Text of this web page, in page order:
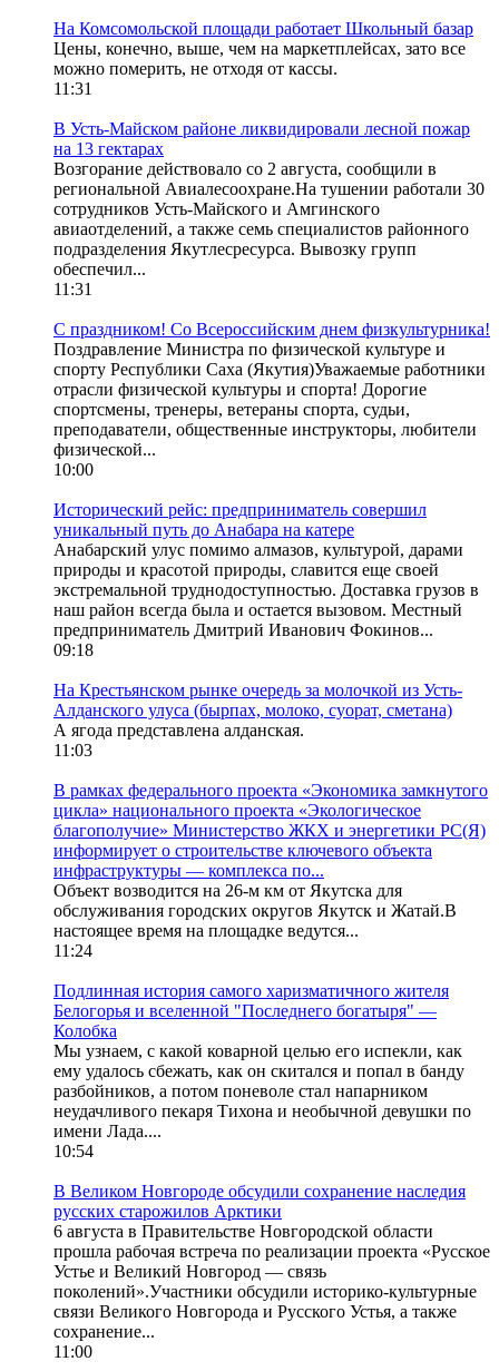
На Комсомольской площади работает Школьный базар
Цены, конечно, выше, чем на маркетплейсах, зато все
можно померить, не отходя от кассы.
11:31
В Усть-Майском районе ликвидировали лесной пожар
на 13 гектарах
Возгорание действовало со 2 августа, сообщили в
региональной Авиалесоохране.На тушении работали 30
сотрудников Усть-Майского и Амгинского
авиаотделений, а также семь специалистов районного
подразделения Якутлесресурса. Вывозку групп
обеспечил...
11:31
С праздником! Со Всероссийским днем физкультурника!
Поздравление Министра по физической культуре и
спорту Республики Саха (Якутия)Уважаемые работники
отрасли физической культуры и спорта! Дорогие
спортсмены, тренеры, ветераны спорта, судьи,
преподаватели, общественные инструкторы, любители
физической...
10:00
Исторический рейс: предприниматель совершил
уникальный путь до Анабара на катере
Анабарский улус помимо алмазов, культурой, дарами
природы и красотой природы, славится еще своей
экстремальной труднодоступностью. Доставка грузов в
наш район всегда была и остается вызовом. Местный
предприниматель Дмитрий Иванович Фокинов...
09:18
На Крестьянском рынке очередь за молочкой из Усть-
Алданского улуса (бырпах, молоко, суорат, сметана)
А ягода представлена алданская.
11:03
В рамках федерального проекта «Экономика замкнутого
цикла» национального проекта «Экологическое
благополучие» Министерство ЖКХ и энергетики РС(Я)
информирует о строительстве ключевого объекта
инфраструктуры — комплекса по...
Объект возводится на 26-м км от Якутска для
обслуживания городских округов Якутск и Жатай.В
настоящее время на площадке ведутся...
11:24
Подлинная история самого харизматичного жителя
Белогорья и вселенной "Последнего богатыря" —
Колобка
Мы узнаем, с какой коварной целью его испекли, как
ему удалось сбежать, как он скитался и попал в банду
разбойников, а потом поневоле стал напарником
неудачливого пекаря Тихона и необычной девушки по
имени Лада....
10:54
В Великом Новгороде обсудили сохранение наследия
русских старожилов Арктики
6 августа в Правительстве Новгородской области
прошла рабочая встреча по реализации проекта «Русское
Устье и Великий Новгород — связь
поколений».Участники обсудили историко-культурные
связи Великого Новгорода и Русского Устья, а также
сохранение...
11:00